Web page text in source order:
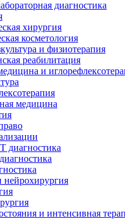
диагностика
хирургия
косметология
и физиотерапия
реабилитация
и
медицина
нейрохирургия
и интенсивная